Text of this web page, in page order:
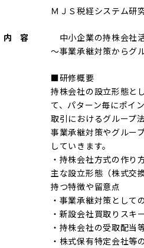
ＭＪＳ税経システム研
内 容
中小企業の持株会社
～事業承継対策からグ
■研修概要
持株会社の設立形態と
て、パターン毎にポイ
取引におけるグループ
事業承継対策やグルー
していきます。
・持株会社方式の作り
主な設立形態（株式交
持つ特徴や留意点
・事業承継対策として
・新設会社買取りスキ
・持株会社の受取配当
・株式保有特定会社等